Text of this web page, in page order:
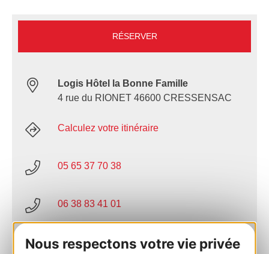
Nous respectons votre vie privée
RÉSERVER
Logis Hôtel la Bonne Famille
4 rue du RIONET 46600 CRESSENSAC
Calculez votre itinéraire
05 65 37 70 38
06 38 83 41 01
E-mail